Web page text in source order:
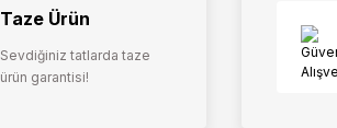
Taze Ürün
Sevdiğiniz tatlarda taze
ürün garantisi!